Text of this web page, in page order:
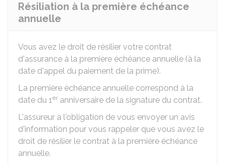
Résiliation à la première échéance
annuelle
Vous avez le droit de résilier votre contrat
d'assurance à la première échéance annuelle (à la
date d'appel du paiement de la prime).
La première échéance annuelle correspond à la
date du 1er anniversaire de la signature du contrat.
L'assureur a l'obligation de vous envoyer un avis
d'information pour vous rappeler que vous avez le
droit de résilier le contrat à la première échéance
annuelle.